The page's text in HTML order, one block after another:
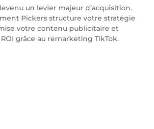
un levier majeur d’acquisition.
Pickers structure votre stratégie
votre contenu publicitaire et
grâce au remarketing TikTok.